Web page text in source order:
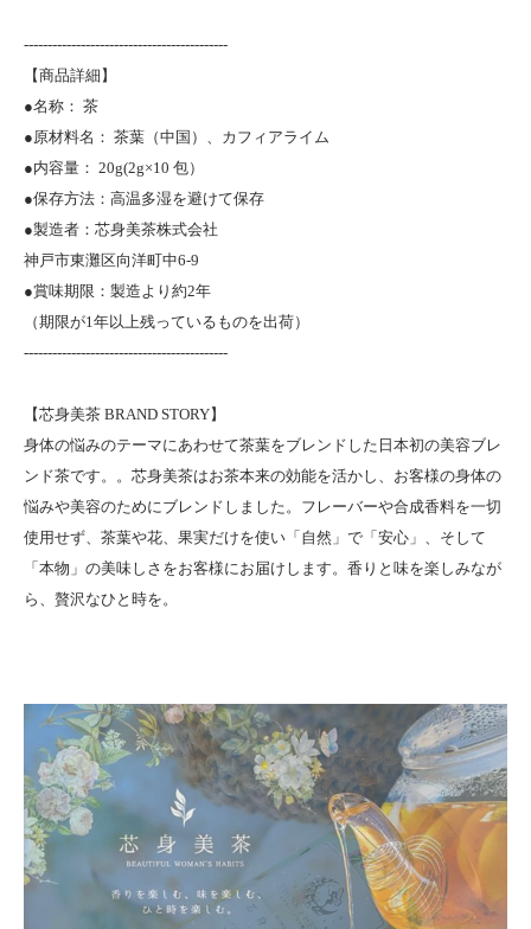
-------------------------------------------
【商品詳細】
●名称： 茶
●原材料名： 茶葉（中国）、カフィアライム
●内容量： 20g(2g×10 包）
●保存方法：高温多湿を避けて保存
●製造者：芯身美茶株式会社
神戸市東灘区向洋町中6-9
●賞味期限：製造より約2年
（期限が1年以上残っているものを出荷）
-------------------------------------------
【芯身美茶 BRAND STORY】
身体の悩みのテーマにあわせて茶葉をブレンドした日本初の美容ブレ
ンド茶です。。芯身美茶はお茶本来の効能を活かし、お客様の身体の
悩みや美容のためにブレンドしました。フレーバーや合成香料を一切
使用せず、茶葉や花、果実だけを使い「自然」で「安心」、そして
「本物」の美味しさをお客様にお届けします。香りと味を楽しみなが
ら、贅沢なひと時を。